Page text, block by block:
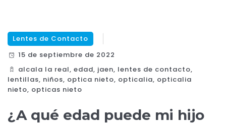
Lentes de Contacto
15 de septiembre de 2022
alcala la real, edad, jaen, lentes de contacto,
lentillas, niños, optica nieto, opticalia, opticalia
nieto, opticas nieto
¿A qué edad puede mi hijo